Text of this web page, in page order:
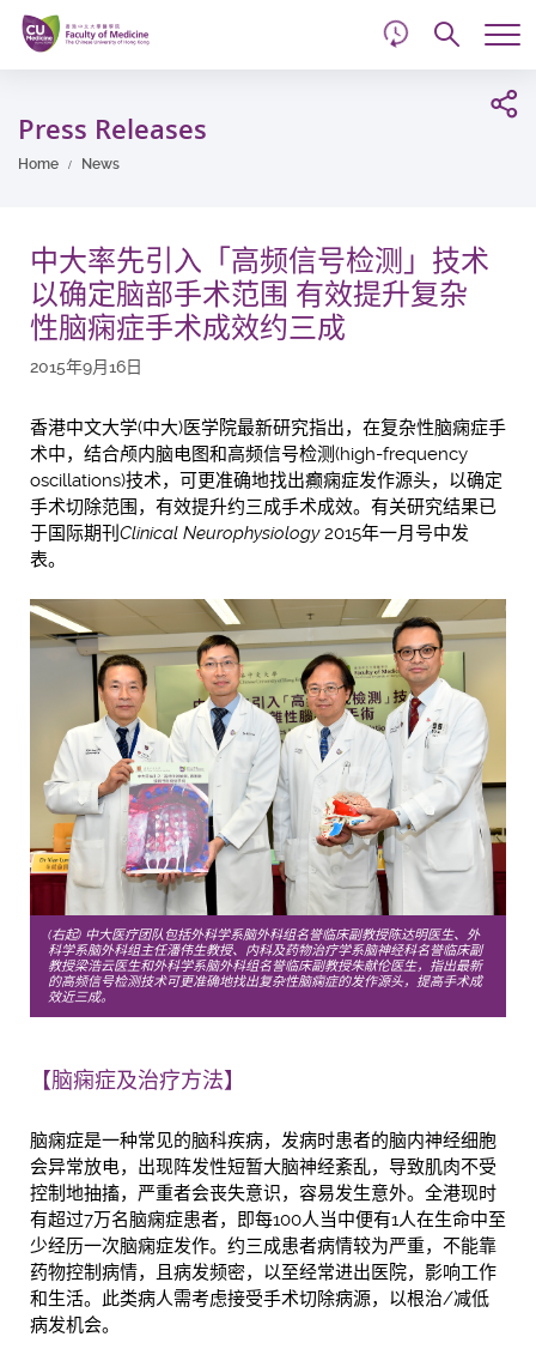
Skip
main
content
Press Releases
Home News
中大率先引入「高频信号检测」技术
以确定脑部手术范围 有效提升复杂
性脑痫症手术成效约三成
2015年9月16日
香港中文大学(中大)医学院最新研究指出，在复杂性脑痫症手
术中，结合颅内脑电图和高频信号检测(high-frequency
oscillations)技术，可更准确地找出癫痫症发作源头，以确定
手术切除范围，有效提升约三成手术成效。有关研究结果已
于国际期刊 Clinical Neurophysiology2015年一月号中发
表。
(右起) 中大医疗团队包括外科学系脑外科组名誉临床副教授陈达明医生、外
科学系脑外科组主任潘伟生教授、内科及药物治疗学系脑神经科名誉临床副
教授梁浩云医生和外科学系脑外科组名誉临床副教授朱献伦医生，指出最新
的高频信号检测技术可更准确地找出复杂性脑痫症的发作源头，提高手术成
效近三成。
【脑痫症及治疗方法】
脑痫症是一种常见的脑科疾病，发病时患者的脑内神经细胞
会异常放电，出现阵发性短暂大脑神经紊乱，导致肌肉不受
控制地抽搐，严重者会丧失意识，容易发生意外。全港现时
有超过7万名脑痫症患者，即每100人当中便有1人在生命中至
少经历一次脑痫症发作。约三成患者病情较为严重，不能靠
药物控制病情，且病发频密，以至经常进出医院，影响工作
和生活。此类病人需考虑接受手术切除病源，以根治/减低
病发机会。